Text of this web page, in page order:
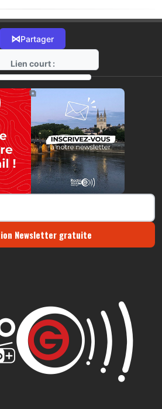
⋈Partager
Lien court :
https://radio-g.fr?8172
⧉
Newsletter gratuite